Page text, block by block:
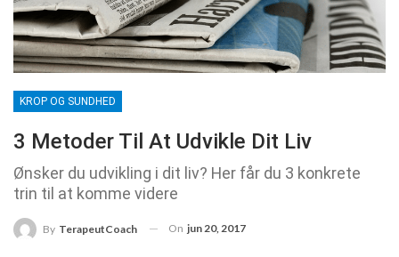
KROP OG SUNDHED
3 Metoder Til At Udvikle Dit Liv
Ønsker du udvikling i dit liv? Her får du 3 konkrete
trin til at komme videre
By TerapeutCoach On jun 20, 2017